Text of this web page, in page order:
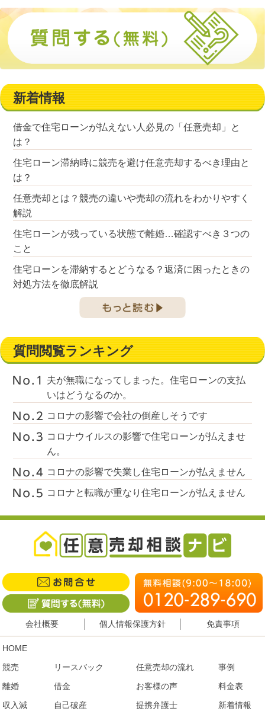
新着情報
借金で住宅ローンが払えない人必見の「任意売却」と
は？
住宅ローン滞納時に競売を避け任意売却するべき理由と
は？
任意売却とは？競売の違いや売却の流れをわかりやすく
解説
住宅ローンが残っている状態で離婚…確認すべき３つの
こと
住宅ローンを滞納するとどうなる？返済に困ったときの
対処方法を徹底解説
質問閲覧ランキング
夫が無職になってしまった。住宅ローンの支払
いはどうなるのか。
コロナの影響で会社の倒産しそうです
コロナウイルスの影響で住宅ローンが払えませ
ん。
コロナの影響で失業し住宅ローンが払えません
コロナと転職が重なり住宅ローンが払えません
会社概要 個人情報保護方針 免責事項
HOME
競売 リースバック 任意売却の流れ 事例
離婚 借金 お客様の声 料金表
収入減 自己破産 提携弁護士 新着情報